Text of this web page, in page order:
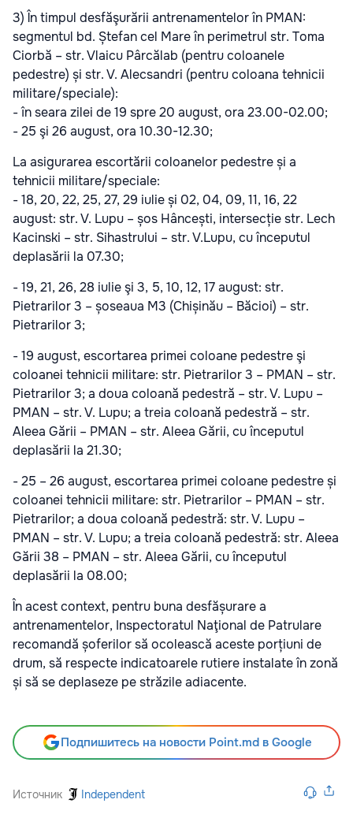
3) În timpul desfăşurării antrenamentelor în PMAN:
segmentul bd. Ștefan cel Mare în perimetrul str. Toma
Ciorbă – str. Vlaicu Pârcălab (pentru coloanele
pedestre) și str. V. Alecsandri (pentru coloana tehnicii
militare/speciale):
- în seara zilei de 19 spre 20 august, ora 23.00-02.00;
- 25 şi 26 august, ora 10.30-12.30;
La asigurarea escortării coloanelor pedestre și a
tehnicii militare/speciale:
- 18, 20, 22, 25, 27, 29 iulie și 02, 04, 09, 11, 16, 22
august: str. V. Lupu – șos Hâncești, intersecție str. Lech
Kacinski – str. Sihastrului – str. V.Lupu, cu începutul
deplasării la 07.30;
- 19, 21, 26, 28 iulie şi 3, 5, 10, 12, 17 august: str.
Pietrarilor 3 – șoseaua M3 (Chișinău – Băcioi) – str.
Pietrarilor 3;
- 19 august, escortarea primei coloane pedestre şi
coloanei tehnicii militare: str. Pietrarilor 3 – PMAN – str.
Pietrarilor 3; a doua coloană pedestră – str. V. Lupu –
PMAN – str. V. Lupu; a treia coloană pedestră – str.
Aleea Gării – PMAN – str. Aleea Gării, cu începutul
deplasării la 21.30;
- 25 – 26 august, escortarea primei coloane pedestre și
coloanei tehnicii militare: str. Pietrarilor – PMAN – str.
Pietrarilor; a doua coloană pedestră: str. V. Lupu –
PMAN – str. V. Lupu; a treia coloană pedestră: str. Aleea
Gării 38 – PMAN – str. Aleea Gării, cu începutul
deplasării la 08.00;
În acest context, pentru buna desfășurare a
antrenamentelor, Inspectoratul Naţional de Patrulare
recomandă șoferilor să ocolească aceste porțiuni de
drum, să respecte indicatoarele rutiere instalate în zonă
și să se deplaseze pe străzile adiacente.
Подпишитесь на новости Point.md в Google
Источник Independent